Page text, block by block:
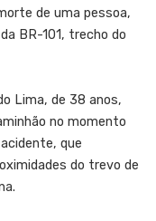
de uma pessoa,
BR-101, trecho do
Lima, de 38 anos,
no momento
que
do trevo de